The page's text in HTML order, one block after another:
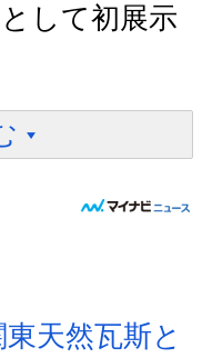
して初展示
天然瓦斯と